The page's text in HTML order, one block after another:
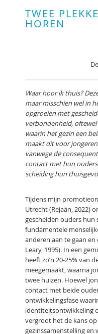
TWEE
HOREN
Waar hoor ik thuis?
maar misschien wel in
opgroeien met
verbondenheid, oftewel
waarin het gezin een
maakt dit voor
vanwege de
contact met hun
scheiding hun
Tijdens mijn
Utrecht (Rejaän, 2022)
gescheiden ouders hun
fundamentele
anderen aan te gaan
Leary, 1995). In een
heeft zo’n 20-25% van
meegemaakt, waarna
twee huizen. Hoewel
contact met beide
ontwikkelingsfase
identiteitsontwikkeling
vergroot het de kans
gezinssamenstelling en